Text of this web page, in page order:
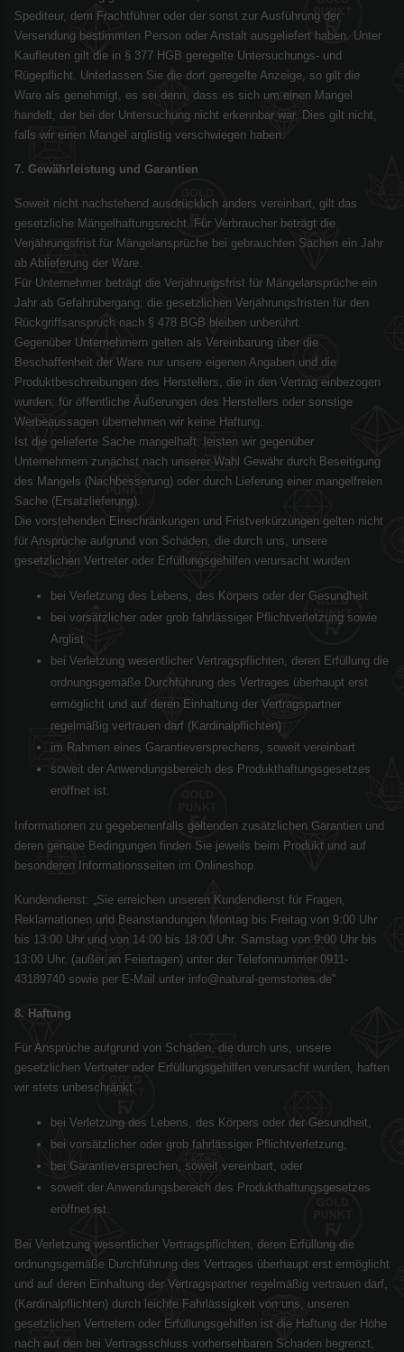
Spediteur, dem Frachtführer oder der sonst zur Ausführung der
Versendung bestimmten Person oder Anstalt ausgeliefert haben. Unter
Kaufleuten gilt die in § 377 HGB geregelte Untersuchungs- und
Rügepflicht. Unterlassen Sie die dort geregelte Anzeige, so gilt die
Ware als genehmigt, es sei denn, dass es sich um einen Mangel
handelt, der bei der Untersuchung nicht erkennbar war. Dies gilt nicht,
falls wir einen Mangel arglistig verschwiegen haben.
7. Gewährleistung und Garantien
Soweit nicht nachstehend ausdrücklich anders vereinbart, gilt das
gesetzliche Mängelhaftungsrecht. Für Verbraucher beträgt die
Verjährungsfrist für Mängelansprüche bei gebrauchten Sachen ein Jahr
ab Ablieferung der Ware.
Für Unternehmer beträgt die Verjährungsfrist für Mängelansprüche ein
Jahr ab Gefahrübergang; die gesetzlichen Verjährungsfristen für den
Rückgriffsanspruch nach § 478 BGB bleiben unberührt.
Gegenüber Unternehmern gelten als Vereinbarung über die
Beschaffenheit der Ware nur unsere eigenen Angaben und die
Produktbeschreibungen des Herstellers, die in den Vertrag einbezogen
wurden; für öffentliche Äußerungen des Herstellers oder sonstige
Werbeaussagen übernehmen wir keine Haftung.
Ist die gelieferte Sache mangelhaft, leisten wir gegenüber
Unternehmern zunächst nach unserer Wahl Gewähr durch Beseitigung
des Mangels (Nachbesserung) oder durch Lieferung einer mangelfreien
Sache (Ersatzlieferung).
Die vorstehenden Einschränkungen und Fristverkürzungen gelten nicht
für Ansprüche aufgrund von Schäden, die durch uns, unsere
gesetzlichen Vertreter oder Erfüllungsgehilfen verursacht wurden
bei Verletzung des Lebens, des Körpers oder der Gesundheit
bei vorsätzlicher oder grob fahrlässiger Pflichtverletzung sowie
Arglist
bei Verletzung wesentlicher Vertragspflichten, deren Erfüllung die
ordnungsgemäße Durchführung des Vertrages überhaupt erst
ermöglicht und auf deren Einhaltung der Vertragspartner
regelmäßig vertrauen darf (Kardinalpflichten)
im Rahmen eines Garantieversprechens, soweit vereinbart
soweit der Anwendungsbereich des Produkthaftungsgesetzes
eröffnet ist.
Informationen zu gegebenenfalls geltenden zusätzlichen Garantien und
deren genaue Bedingungen finden Sie jeweils beim Produkt und auf
besonderen Informationsseiten im Onlineshop.
Kundendienst: „Sie erreichen unseren Kundendienst für Fragen,
Reklamationen und Beanstandungen Montag bis Freitag von 9:00 Uhr
bis 13:00 Uhr und von 14:00 bis 18:00 Uhr. Samstag von 9:00 Uhr bis
13:00 Uhr. (außer an Feiertagen) unter der Telefonnummer 0911-
43189740 sowie per E-Mail unter info@natural-gemstones.de"
8. Haftung
Für Ansprüche aufgrund von Schäden, die durch uns, unsere
gesetzlichen Vertreter oder Erfüllungsgehilfen verursacht wurden, haften
wir stets unbeschränkt
bei Verletzung des Lebens, des Körpers oder der Gesundheit,
bei vorsätzlicher oder grob fahrlässiger Pflichtverletzung,
bei Garantieversprechen, soweit vereinbart, oder
soweit der Anwendungsbereich des Produkthaftungsgesetzes
eröffnet ist.
Bei Verletzung wesentlicher Vertragspflichten, deren Erfüllung die
ordnungsgemäße Durchführung des Vertrages überhaupt erst ermöglicht
und auf deren Einhaltung der Vertragspartner regelmäßig vertrauen darf,
(Kardinalpflichten) durch leichte Fahrlässigkeit von uns, unseren
gesetzlichen Vertretern oder Erfüllungsgehilfen ist die Haftung der Höhe
nach auf den bei Vertragsschluss vorhersehbaren Schaden begrenzt,